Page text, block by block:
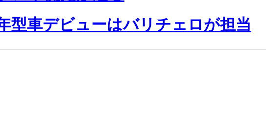
型車デビューはバリチェロが担当